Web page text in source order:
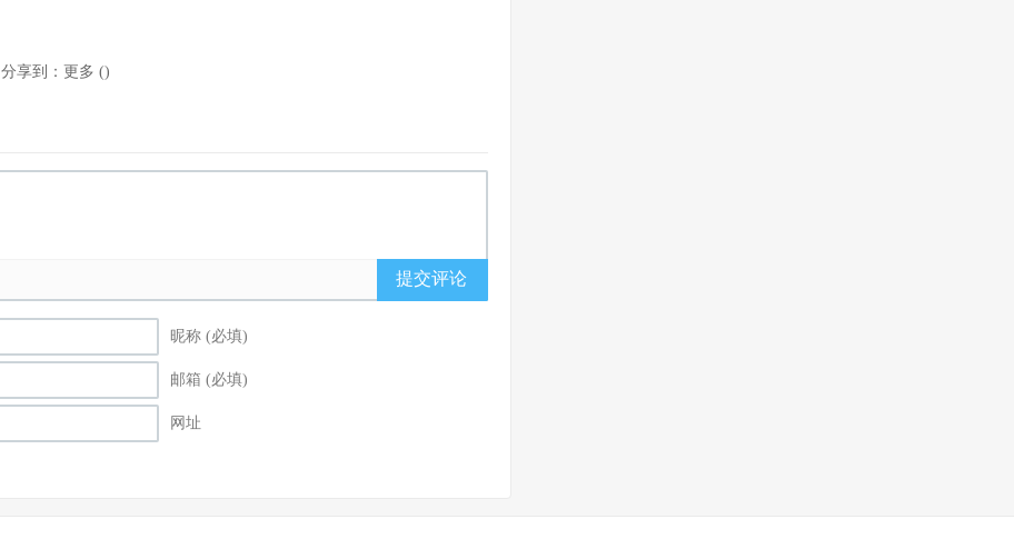
分享到： 更多 ()
提交评论
昵称 (必填)
邮箱 (必填)
网址